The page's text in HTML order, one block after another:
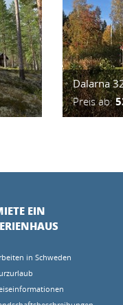
Dalarna
Preis ab:
EIN
in Schweden